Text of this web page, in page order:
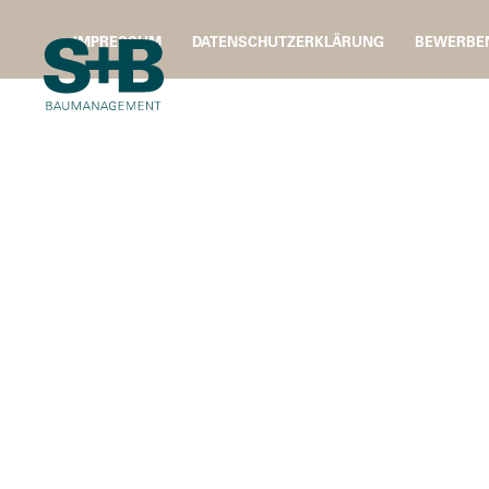
IMPRESSUM DATENSCHUTZERKLÄRUNG